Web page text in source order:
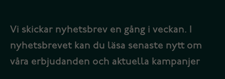
Vi skickar nyhetsbrev en gång i veckan. I
nyhetsbrevet kan du läsa senaste nytt om
våra erbjudanden och aktuella kampanjer